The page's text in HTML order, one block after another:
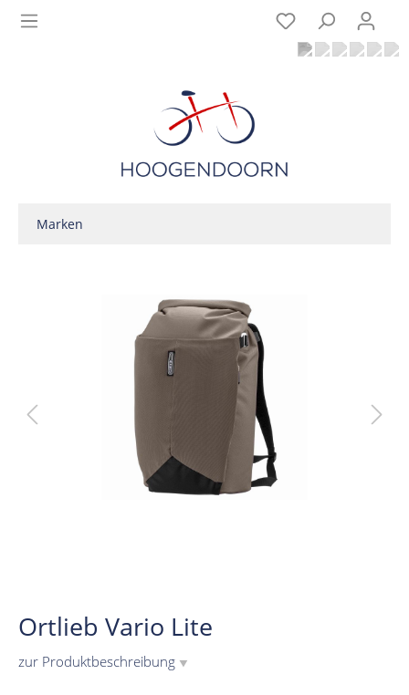
Marken
Ortlieb Vario Lite
zur Produktbeschreibung ▼